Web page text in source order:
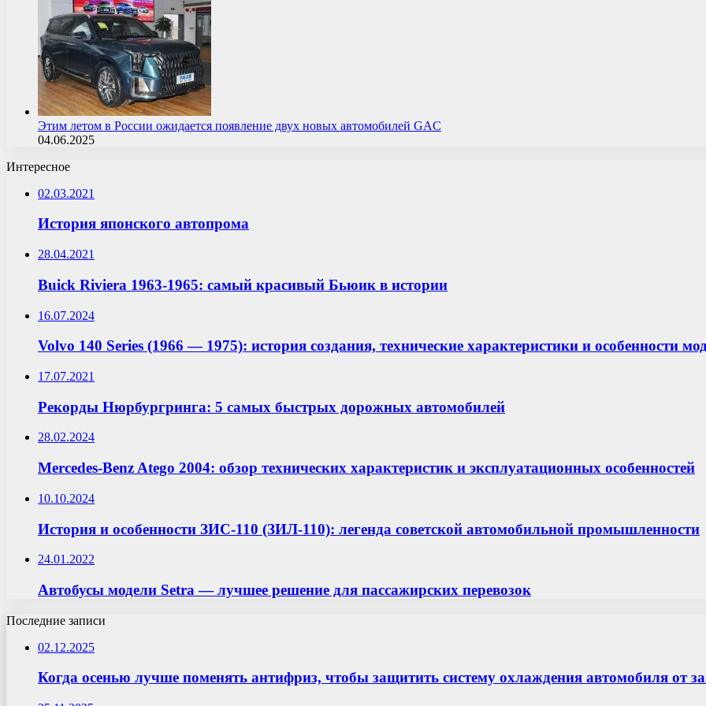
Этим летом в России ожидается появление двух новых автомобилей GAC
04.06.2025
Интересное
02.03.2021
История японского автопрома
28.04.2021
Buick Riviera 1963-1965: самый красивый Бьюик в истории
16.07.2024
Volvo 140 Series (1966 — 1975): история создания, технические характеристики и особенности
17.07.2021
Рекорды Нюрбургринга: 5 самых быстрых дорожных автомобилей
28.02.2024
Mercedes-Benz Atego 2004: обзор технических характеристик и эксплуатационных особенностей
10.10.2024
История и особенности ЗИС-110 (ЗИЛ-110): легенда советской автомобильной промышленности
24.01.2022
Автобусы модели Setra — лучшее решение для пассажирских перевозок
Последние записи
02.12.2025
Когда осенью лучше поменять антифриз, чтобы защитить систему охлаждения автомобиля от